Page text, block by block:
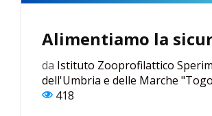
Alimentiamo la
da Istituto Zooprofilattico
dell'Umbria e delle Marche
418